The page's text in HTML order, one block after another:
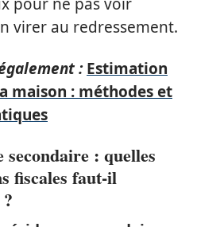
virer au redressement.
: Estimation
maison : méthodes et
secondaire : quelles
fiscales faut-il